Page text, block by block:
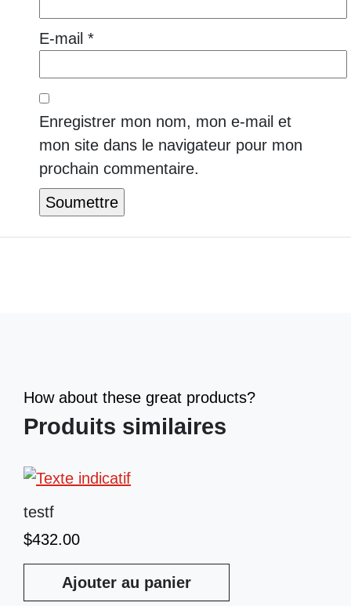
E-mail *
Enregistrer mon nom, mon e-mail et
mon site dans le navigateur pour mon
prochain commentaire.
How about these great products?
Produits similaires
testf
$432.00
Ajouter au panier